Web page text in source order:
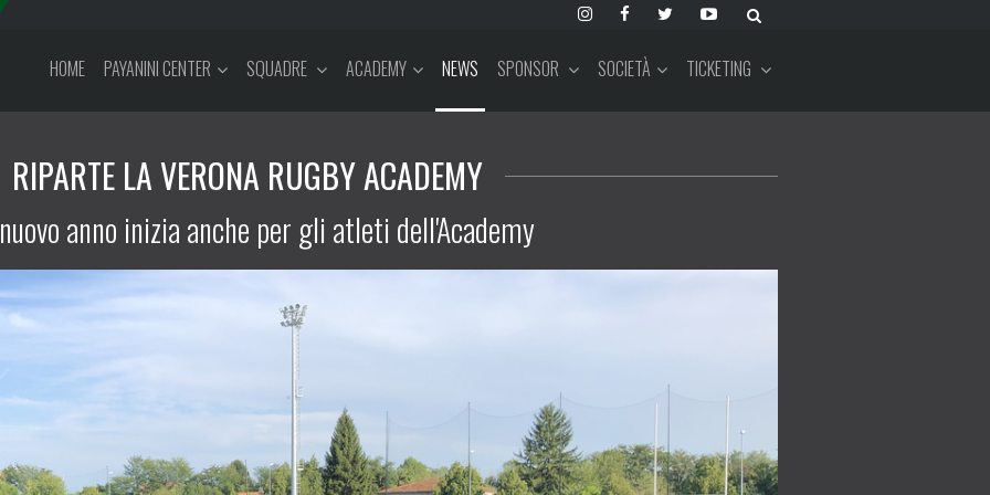
HOME PAYANINI CENTER SQUADRE ACADEMY NEWS SPONSOR SOCIETÀ TICKETING
RIPARTE LA VERONA RUGBY ACADEMY
anno inizia anche per gli atleti dell'Academy